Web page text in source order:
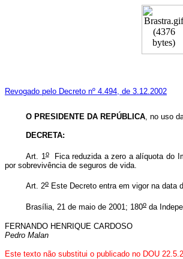
Revogado pelo Decreto nº 4.494, de 3.12.2002
O PRESIDENTE DA REPÚBLICA, no uso
DECRETA:
Art. 1oFica reduzida a zero a alíquota do
por sobrevivência de seguros de vida.
Art. 2o Este Decreto entra em vigor na data
Brasília, 21 de maio de 2001; 180o da
FERNANDO HENRIQUE CARDOSO
Pedro Malan
Este texto não substitui o publicado no DOU